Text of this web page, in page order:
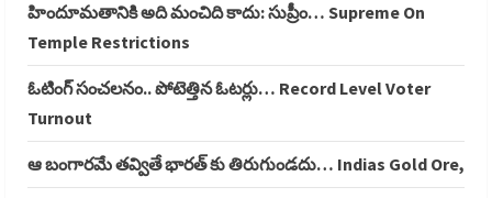
హిందూమతానికి అది మంచిది కాదు: సుప్రీం… Supreme On
Temple Restrictions
ఓటింగ్ సంచలనం.. పోటెత్తిన ఓటర్లు… Record Level Voter
Turnout
ఆ బంగారమే తవ్వితే భారత్ కు తిరుగుండదు… Indias Gold Ore,